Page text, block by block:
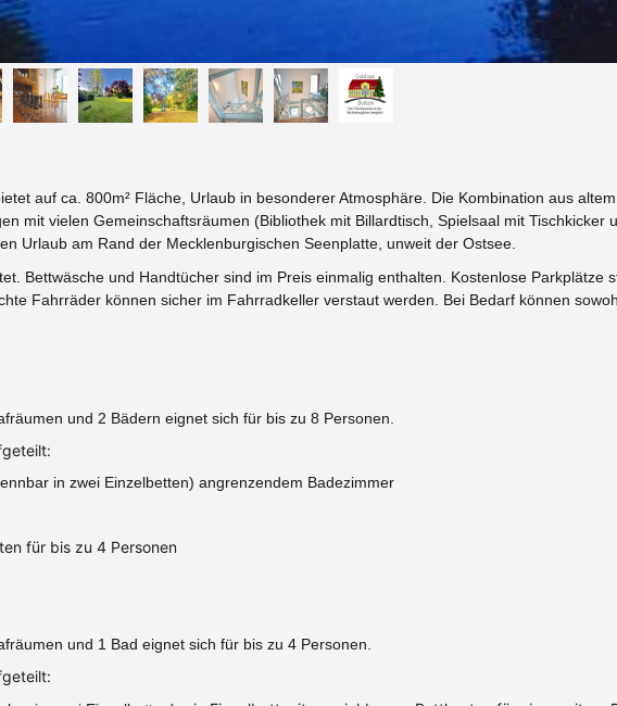
auf ca. 800m² Fläche, Urlaub in besonderer Atmosphäre. Die Kombination aus
mit vielen Gemeinschaftsräumen (Bibliothek mit Billardtisch, Spielsaal mit Tischkicker
Urlaub am Rand der Mecklenburgischen Seenplatte, unweit der Ostsee.
Bettwäsche und Handtücher sind im Preis einmalig enthalten. Kostenlose
Fahrräder können sicher im Fahrradkeller verstaut werden. Bei Bedarf können
und 2 Bädern eignet sich für bis zu 8 Personen.
in zwei Einzelbetten) angrenzendem Badezimmer
für bis zu 4 Personen
und 1 Bad eignet sich für bis zu 4 Personen.